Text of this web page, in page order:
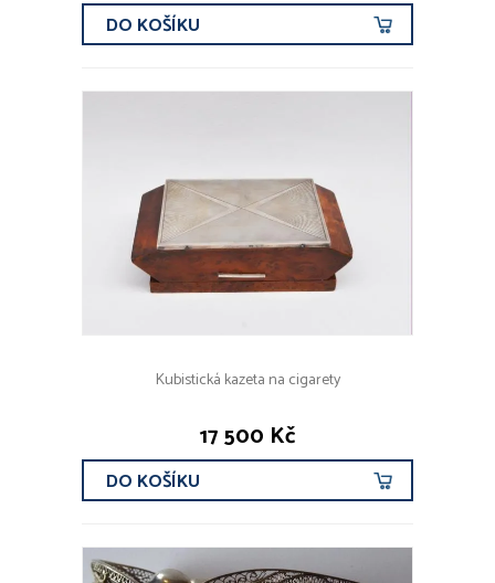
DO KOŠÍKU
Kubistická kazeta na cigarety
17 500 Kč
DO KOŠÍKU